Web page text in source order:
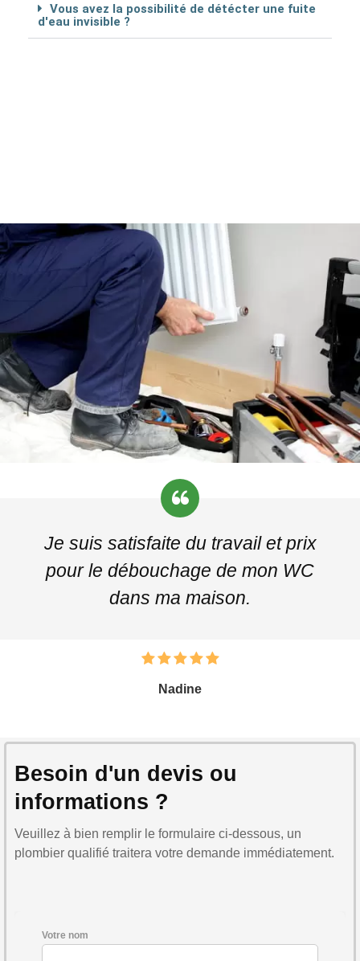
Vous avez la possibilité de détécter une fuite
d'eau invisible ?
Je suis satisfaite du travail et prix
pour le débouchage de mon WC
dans ma maison.
Nadine
Besoin d'un devis ou
informations ?
Veuillez à bien remplir le formulaire ci-dessous, un
plombier qualifié traitera votre demande immédiatement.
Votre nom